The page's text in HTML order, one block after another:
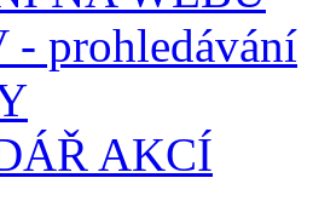
prohledávání
AKCÍ